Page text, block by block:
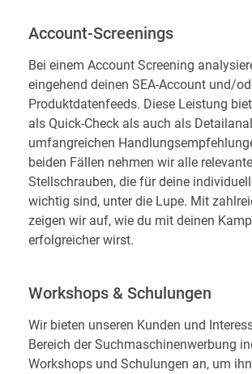
Account-Screenings
Bei einem Account Screening
eingehend deinen SEA-Account und/
Produktdatenfeeds. Diese Leistung
als Quick-Check als auch als
umfangreichen
beiden Fällen nehmen wir alle
Stellschrauben, die für deine
wichtig sind, unter die Lupe. Mit
zeigen wir auf, wie du mit deinen
erfolgreicher wirst.
Workshops & Schulungen
Wir bieten unseren Kunden und
Bereich der Suchmaschinenwerbung
Workshops und Schulungen an, um